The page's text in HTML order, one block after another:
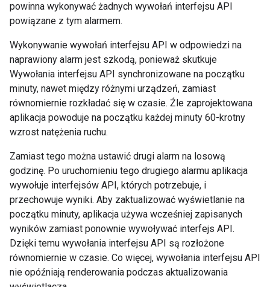
powinna wykonywać żadnych wywołań interfejsu API
powiązane z tym alarmem.
Wykonywanie wywołań interfejsu API w odpowiedzi na
naprawiony alarm jest szkodą, ponieważ skutkuje
Wywołania interfejsu API synchronizowane na początku
minuty, nawet między różnymi urządzeń, zamiast
równomiernie rozkładać się w czasie. Źle zaprojektowana
aplikacja powoduje na początku każdej minuty 60-krotny
wzrost natężenia ruchu.
Zamiast tego można ustawić drugi alarm na losową
godzinę. Po uruchomieniu tego drugiego alarmu aplikacja
wywołuje interfejsów API, których potrzebuje, i
przechowuje wyniki. Aby zaktualizować wyświetlanie na
początku minuty, aplikacja używa wcześniej zapisanych
wyników zamiast ponownie wywoływać interfejs API.
Dzięki temu wywołania interfejsu API są rozłożone
równomiernie w czasie. Co więcej, wywołania interfejsu API
nie opóźniają renderowania podczas aktualizowania